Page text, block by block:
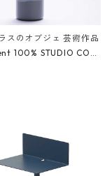
スのオブジェ 芸術作品
100% STUDIO COH
100パーセント ス